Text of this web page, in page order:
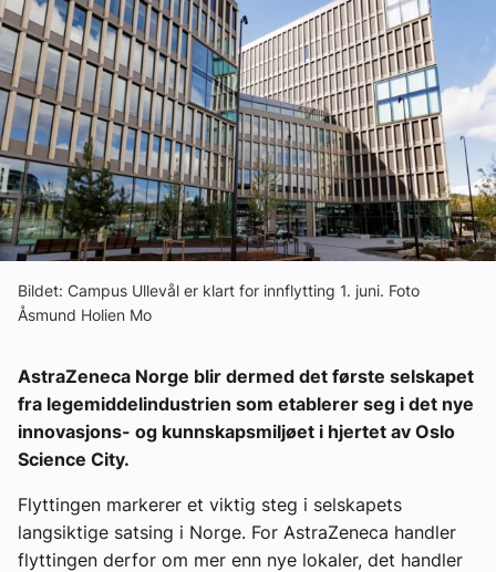
Ledige stillinger
eBlad
Aktivitetskalender
Bransjekommentar
Nyheter
Bildet: Campus Ullevål er klart for innflytting 1. juni. Foto
Åsmund Holien Mo
AstraZeneca Norge blir dermed det første selskapet
fra legemiddelindustrien som etablerer seg i det nye
innovasjons- og kunnskapsmiljøet i hjertet av Oslo
Science City.
Flyttingen markerer et viktig steg i selskapets
langsiktige satsing i Norge. For AstraZeneca handler
flyttingen derfor om mer enn nye lokaler, det handler